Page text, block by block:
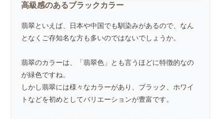
高級感のあるブラックカラー
翡翠といえば、日本や中国でも馴染みがあるので、なん
となくご存知名な方も多いのではないでしょうか。
翡翠のカラーは、「翡翠色」とも言うほどに特徴的なの
が緑色ですね。
しかし翡翠には様々なカラーがあり、ブラック、ホワイ
トなどを初めとしてバリエーションが豊富です。